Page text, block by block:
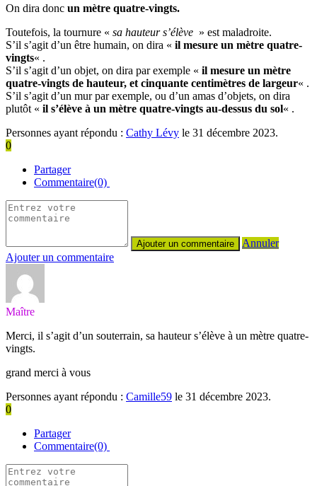
On dira donc un mètre quatre-vingts.
Toutefois, la tournure « sa hauteur s’élève » est maladroite.
S’il s’agit d’un être humain, on dira « il mesure un mètre quatre-
vingts« .
S’il s’agit d’un objet, on dira par exemple « il mesure un mètre
quatre-vingts de hauteur, et cinquante centimètres de largeur« .
S’il s’agit d’un mur par exemple, ou d’un amas d’objets, on dira
plutôt « il s’élève à un mètre quatre-vingts au-dessus du sol« .
Personnes ayant répondu : Cathy Lévy le 31 décembre 2023.
0
Partager
Commentaire(0)
Annuler
Ajouter un commentaire
Maître
Merci, il s’agit d’un souterrain, sa hauteur s’élève à un mètre quatre-
vingts.
grand merci à vous
Personnes ayant répondu : Camille59 le 31 décembre 2023.
0
Partager
Commentaire(0)